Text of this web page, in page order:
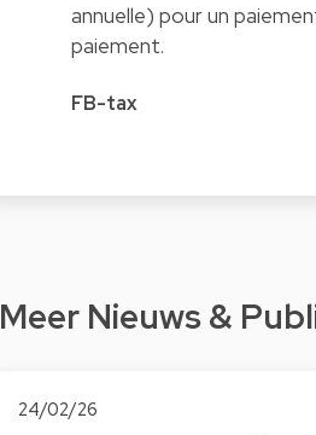
annuelle) pour un
paiement.
FB-tax
Meer Nieuws &
24/02/26